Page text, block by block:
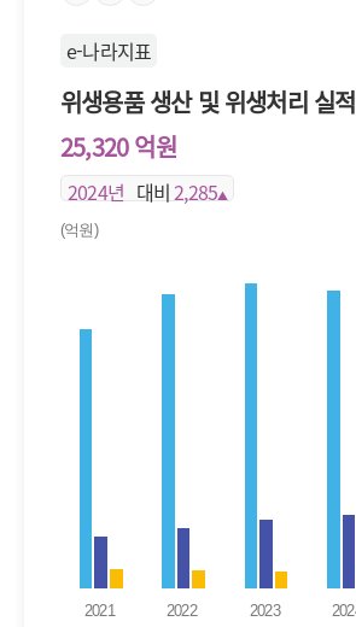
e-나라지표
위생용품 생산 및 위생처리 실적
25,320 억원
2024년 대비2,285▲
(억원)